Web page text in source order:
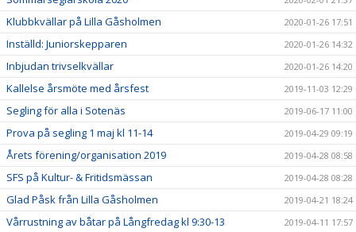
Klubbkvällar på Lilla Gåsholmen 2020-01-26 17:51
Inställd: Juniorskepparen 2020-01-26 14:32
Inbjudan trivselkvällar 2020-01-26 14:20
Kallelse årsmöte med årsfest 2019-11-03 12:29
Segling för alla i Sotenäs 2019-06-17 11:00
Prova på segling 1 maj kl 11-14 2019-04-29 09:19
Årets förening/organisation 2019 2019-04-28 08:58
SFS på Kultur- & Fritidsmässan 2019-04-28 08:28
Glad Påsk från Lilla Gåsholmen 2019-04-21 18:24
Vårrustning av båtar på Långfredag kl 9:30-13 2019-04-11 17:57